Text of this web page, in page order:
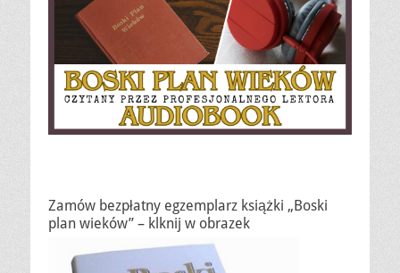
Zamów bezpłatny egzemplarz książki „Boski
plan wieków” – klknij w obrazek